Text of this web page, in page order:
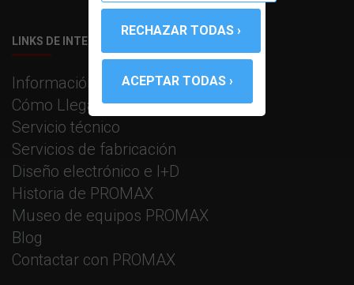
LINKS DE INTERÉS
Información corporativa
Cómo Llegar
Servicio técnico
Servicios de fabricación
Diseño electrónico e I+D
Historia de PROMAX
Museo de equipos PROMAX
Blog
Contactar con PROMAX